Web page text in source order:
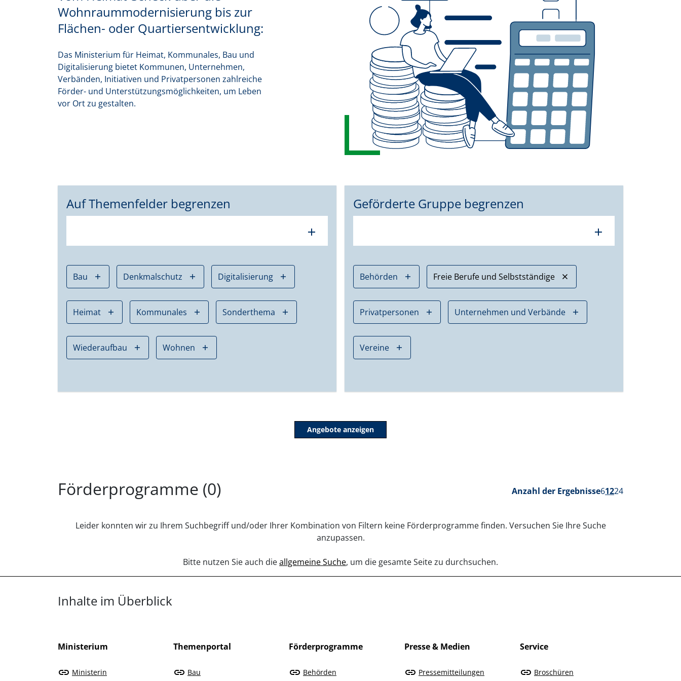
Wohnraummodernisierung bis zur
Flächen- oder Quartiersentwicklung:
Das Ministerium für Heimat, Kommunales, Bau und
Digitalisierung bietet Kommunen, Unternehmen,
Verbänden, Initiativen und Privatpersonen zahlreiche
Förder- und Unterstützungsmöglichkeiten, um Leben
vor Ort zu gestalten.
Auf Themenfelder begrenzen
add
Bau Denkmalschutz Digitalisierung
Heimat Kommunales Sonderthema
Wiederaufbau Wohnen
Geförderte Gruppe begrenzen
add
Behörden Freie Berufe und Selbstständige
Privatpersonen Unternehmen und Verbände
Vereine
Förderprogramme (0) Anzahl der Ergebnisse61224
Leider konnten wir zu Ihrem Suchbegriff und/oder Ihrer Kombination von Filtern keine Förderprogramme finden. Versuchen Sie Ihre Suche
anzupassen.
Bitte nutzen Sie auch dieallgemeine Suche, um die gesamte Seite zu durchsuchen.
Überblick: Inhalte
Inhalte im Überblick
Ministerium
Ministerin
Themenportal
Bau
Förderprogramme
Behörden
Presse & Medien
Pressemitteilungen
Service
Broschüren